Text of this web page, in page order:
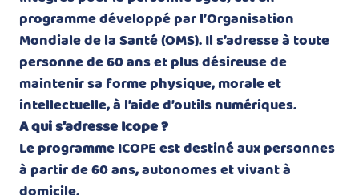
programme développé par l’Organisation
Mondiale de la Santé (OMS). Il s’adresse à toute
personne de 60 ans et plus désireuse de
maintenir sa forme physique, morale et
intellectuelle, à l’aide d’outils numériques.
A qui s’adresse Icope ?
Le programme ICOPE est destiné aux personnes
à partir de 60 ans, autonomes et vivant à